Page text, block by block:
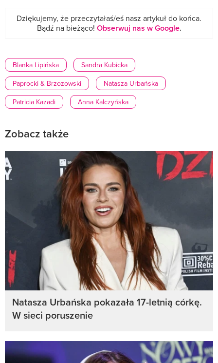
Dziękujemy, że przeczytałaś/eś nasz artykuł do końca.
Bądź na bieżąco! Obserwuj nas w Google.
Blanka Lipińska
Sandra Kubicka
Paprocki & Brzozowski
Natasza Urbańska
Patricia Kazadi
Anna Kalczyńska
Zobacz także
Natasza Urbańska pokazała 17-letnią córkę.
W sieci poruszenie